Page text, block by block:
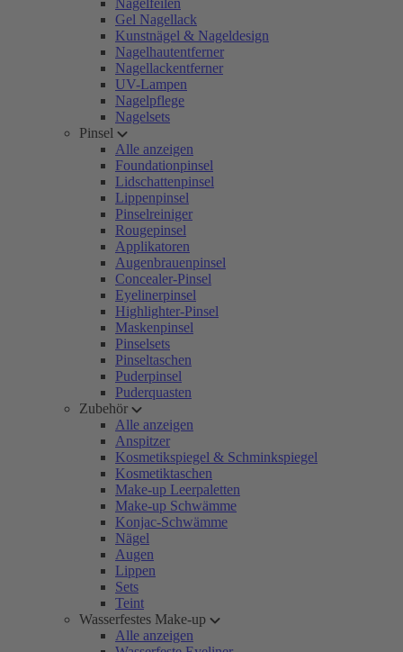
Nagelfeilen
Gel Nagellack
Kunstnägel & Nageldesign
Nagelhautentferner
Nagellackentferner
UV-Lampen
Nagelpflege
Nagelsets
Pinsel
Alle anzeigen
Foundationpinsel
Lidschattenpinsel
Lippenpinsel
Pinselreiniger
Rougepinsel
Applikatoren
Augenbrauenpinsel
Concealer-Pinsel
Eyelinerpinsel
Highlighter-Pinsel
Maskenpinsel
Pinselsets
Pinseltaschen
Puderpinsel
Puderquasten
Zubehör
Alle anzeigen
Anspitzer
Kosmetikspiegel & Schminkspiegel
Kosmetiktaschen
Make-up Leerpaletten
Make-up Schwämme
Konjac-Schwämme
Nägel
Augen
Lippen
Sets
Teint
Wasserfestes Make-up
Alle anzeigen